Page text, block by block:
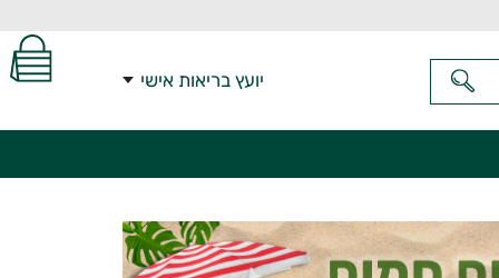
יועץ בריאות אישי